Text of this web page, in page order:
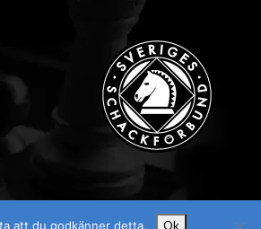
Visselblåsaren
att du godkänner detta. Ok